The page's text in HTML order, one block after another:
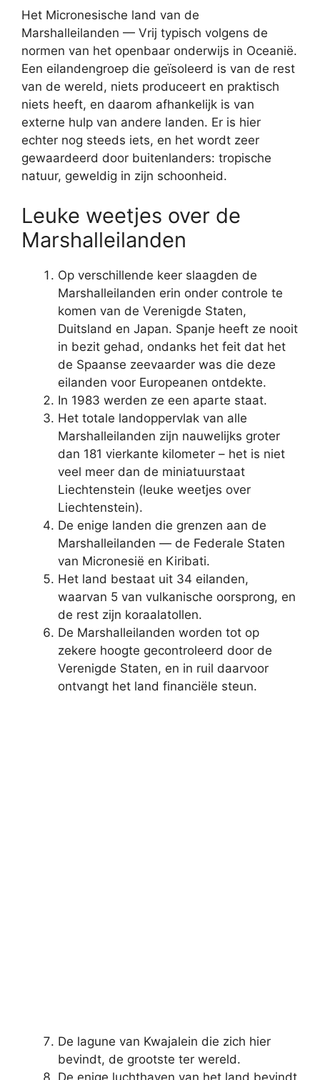
Het Micronesische land van de
Marshalleilanden — Vrij typisch volgens de
normen van het openbaar onderwijs in Oceanië.
Een eilandengroep die geïsoleerd is van de rest
van de wereld, niets produceert en praktisch
niets heeft, en daarom afhankelijk is van
externe hulp van andere landen. Er is hier
echter nog steeds iets, en het wordt zeer
gewaardeerd door buitenlanders: tropische
natuur, geweldig in zijn schoonheid.
Leuke weetjes over de
Marshalleilanden
Op verschillende keer slaagden de
Marshalleilanden erin onder controle te
komen van de Verenigde Staten,
Duitsland en Japan. Spanje heeft ze nooit
in bezit gehad, ondanks het feit dat het
de Spaanse zeevaarder was die deze
eilanden voor Europeanen ontdekte.
In 1983 werden ze een aparte staat.
Het totale landoppervlak van ​​alle
Marshalleilanden zijn nauwelijks groter
dan 181 vierkante kilometer – het is niet
veel meer dan de miniatuurstaat
Liechtenstein (leuke weetjes over
Liechtenstein).
De enige landen die grenzen aan de
Marshalleilanden — de Federale Staten
van Micronesië en Kiribati.
Het land bestaat uit 34 eilanden,
waarvan 5 van vulkanische oorsprong, en
de rest zijn koraalatollen.
De Marshalleilanden worden tot op
zekere hoogte gecontroleerd door de
Verenigde Staten, en in ruil daarvoor
ontvangt het land financiële steun.
De lagune van Kwajalein die zich hier
bevindt, de grootste ter wereld.
De enige luchthaven van het land bevindt